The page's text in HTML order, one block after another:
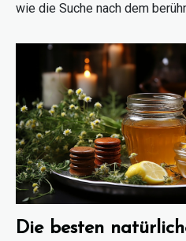
wie die Suche nach dem
Die besten